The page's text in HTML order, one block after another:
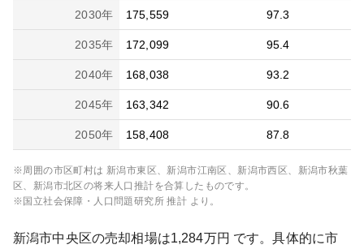
2030年 175,559 97.3
2035年 172,099 95.4
2040年 168,038 93.2
2045年 163,342 90.6
2050年 158,408 87.8
※周囲の市区町村は 新潟市東区、新潟市江南区、新潟市西区、新潟市秋葉
区、新潟市北区の将来人口推計を合算したものです。
※国立社会保障・人口問題研究所 推計 より。
新潟市中央区の売却相場は1,284万円 です。具体的に市